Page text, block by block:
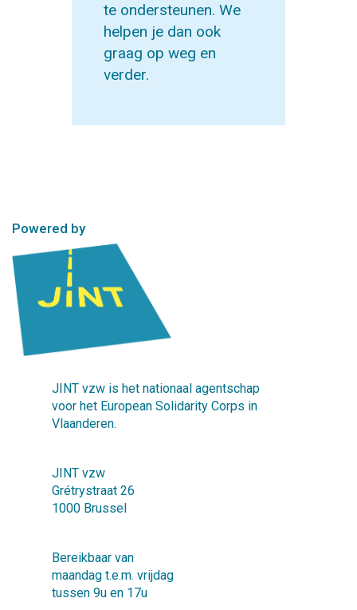
te ondersteunen. We
helpen je dan ook
graag op weg en
verder.
Powered by
JINT vzw is het nationaal agentschap
voor het European Solidarity Corps in
Vlaanderen.
JINT vzw
Grétrystraat 26
1000 Brussel
Bereikbaar van
maandag t.e.m. vrijdag
tussen 9u en 17u